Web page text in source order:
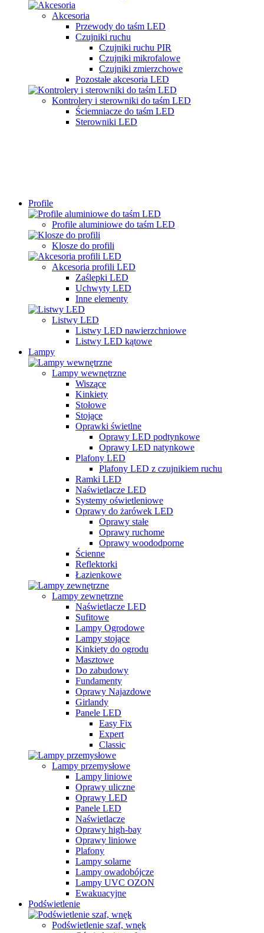
Akcesoria
Przewody do taśm LED
Czujniki ruchu
Czujniki ruchu PIR
Czujniki mikrofalowe
Czujniki zmierzchowe
Pozostałe akcesoria LED
Kontrolery i sterowniki do taśm LED
Ściemniacze do taśm LED
Sterowniki LED
Profile
Profile aluminiowe do taśm LED
Klosze do profili
Akcesoria profili LED
Zaślepki LED
Uchwyty LED
Inne elementy
Listwy LED
Listwy LED nawierzchniowe
Listwy LED kątowe
Lampy
Lampy wewnętrzne
Wiszące
Kinkiety
Stołowe
Stojące
Oprawki świetlne
Oprawy LED podtynkowe
Oprawy LED natynkowe
Plafony LED
Plafony LED z czujnikiem ruchu
Ramki LED
Naświetlacze LED
Systemy oświetleniowe
Oprawy do żarówek LED
Oprawy stałe
Oprawy ruchome
Oprawy woododporne
Ścienne
Reflektorki
Łazienkowe
Lampy zewnętrzne
Naświetlacze LED
Sufitowe
Lampy Ogrodowe
Lampy stojące
Kinkiety do ogrodu
Masztowe
Do zabudowy
Fundamenty
Oprawy Najazdowe
Girlandy
Panele LED
Easy Fix
Expert
Classic
Lampy przemysłowe
Lampy liniowe
Oprawy uliczne
Oprawy LED
Panele LED
Naświetlacze
Oprawy high-bay
Oprawy liniowe
Plafony
Lampy solarne
Lampy owadobójcze
Lampy UVC OZON
Ewakuacyjne
Podświetlenie
Podświetlenie szaf, wnęk